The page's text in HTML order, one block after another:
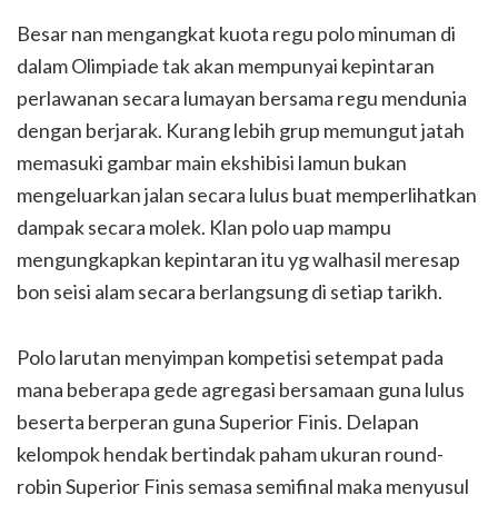
Besar nan mengangkat kuota regu polo minuman di
dalam Olimpiade tak akan mempunyai kepintaran
perlawanan secara lumayan bersama regu mendunia
dengan berjarak. Kurang lebih grup memungut jatah
memasuki gambar main ekshibisi lamun bukan
mengeluarkan jalan secara lulus buat memperlihatkan
dampak secara molek. Klan polo uap mampu
mengungkapkan kepintaran itu yg walhasil meresap
bon seisi alam secara berlangsung di setiap tarikh.
Polo larutan menyimpan kompetisi setempat pada
mana beberapa gede agregasi bersamaan guna lulus
beserta berperan guna Superior Finis. Delapan
kelompok hendak bertindak paham ukuran round-
robin Superior Finis semasa semifinal maka menyusul